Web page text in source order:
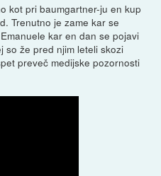
kot pri baumgartner-ju en kup
Trenutno je zame kar se
kar en dan se pojavi
so že pred njim leteli skozi
preveč medijske pozornosti